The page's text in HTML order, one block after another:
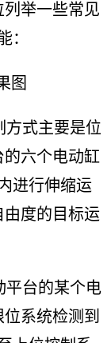
举一些常见
：
式主要是位
六个电动缸
进行伸缩运
度的目标运
台的某个电
系统检测到